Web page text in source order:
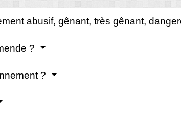
abusif, gênant, très gênant,
?
?